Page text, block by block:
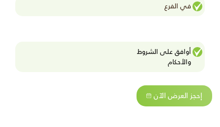
في الفرع
أوافق على الشروط
واﻷحكام
إحجز العرض الآن